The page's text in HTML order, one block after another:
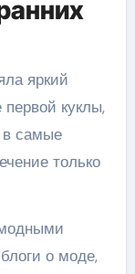
яркий
куклы,
в самые
только
о моде,